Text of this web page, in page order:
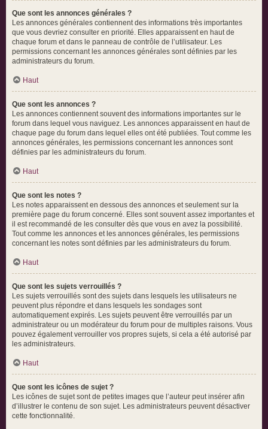
Que sont les annonces générales ?
Les annonces générales contiennent des informations très importantes
que vous devriez consulter en priorité. Elles apparaissent en haut de
chaque forum et dans le panneau de contrôle de l’utilisateur. Les
permissions concernant les annonces générales sont définies par les
administrateurs du forum.
Haut
Que sont les annonces ?
Les annonces contiennent souvent des informations importantes sur le
forum dans lequel vous naviguez. Les annonces apparaissent en haut de
chaque page du forum dans lequel elles ont été publiées. Tout comme les
annonces générales, les permissions concernant les annonces sont
définies par les administrateurs du forum.
Haut
Que sont les notes ?
Les notes apparaissent en dessous des annonces et seulement sur la
première page du forum concerné. Elles sont souvent assez importantes et
il est recommandé de les consulter dès que vous en avez la possibilité.
Tout comme les annonces et les annonces générales, les permissions
concernant les notes sont définies par les administrateurs du forum.
Haut
Que sont les sujets verrouillés ?
Les sujets verrouillés sont des sujets dans lesquels les utilisateurs ne
peuvent plus répondre et dans lesquels les sondages sont
automatiquement expirés. Les sujets peuvent être verrouillés par un
administrateur ou un modérateur du forum pour de multiples raisons. Vous
pouvez également verrouiller vos propres sujets, si cela a été autorisé par
les administrateurs.
Haut
Que sont les icônes de sujet ?
Les icônes de sujet sont de petites images que l’auteur peut insérer afin
d’illustrer le contenu de son sujet. Les administrateurs peuvent désactiver
cette fonctionnalité.